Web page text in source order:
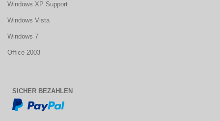
Windows XP Support
Windows Vista
Windows 7
Office 2003
SICHER BEZAHLEN